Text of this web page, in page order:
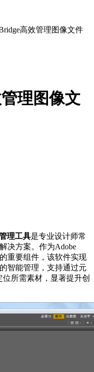
高效管理图像文件
理图像文
理工具是专业设计师常
决方案。作为Adobe
重要组件，该软件实现
智能管理，支持通过元
所需素材，显著提升创